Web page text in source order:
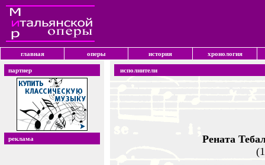
главная оперы история хронология
партнер
реклама
исполнители
Рената